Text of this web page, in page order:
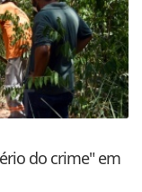
do crime" em